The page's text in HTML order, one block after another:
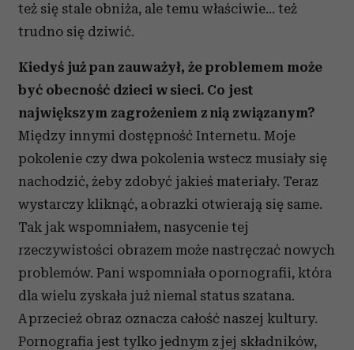
też się stale obniża, ale temu właściwie… też
trudno się dziwić.
Kiedyś już pan zauważył, że problemem może
być obecność dzieci w sieci. Co jest
największym zagrożeniem z nią związanym?
Między innymi dostępność Internetu. Moje
pokolenie czy dwa pokolenia wstecz musiały się
nachodzić, żeby zdobyć jakieś materiały. Teraz
wystarczy kliknąć, a obrazki otwierają się same.
Tak jak wspomniałem, nasycenie tej
rzeczywistości obrazem może nastręczać nowych
problemów. Pani wspomniała o pornografii, która
dla wielu zyskała już niemal status szatana.
A przecież obraz oznacza całość naszej kultury.
Pornografia jest tylko jednym z jej składników,